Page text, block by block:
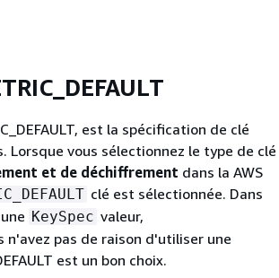
est la spécification de clé
Lorsque vous sélectionnez le type de clé
et de déchiffrement dans la AWS
clé est sélectionnée. Dans
KeySpec valeur,
n'avez pas de raison d'utiliser une
est un bon choix.